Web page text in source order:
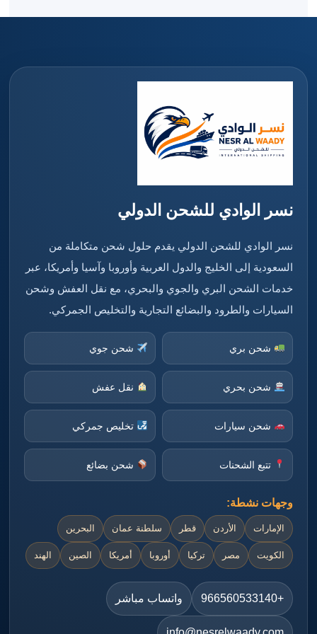
نسر الوادي للشحن الدولي
نسر الوادي للشحن الدولي يقدم حلول شحن متكاملة من
السعودية إلى الخليج والدول العربية وأوروبا وآسيا وأمريكا، عبر
خدمات الشحن البري والجوي والبحري، مع نقل العفش وشحن
السيارات والطرود والبضائع التجارية والتخليص الجمركي.
شحن بري شحن جوي
شحن بحري نقل عفش
شحن سيارات تخليص جمركي
تتبع الشحنات شحن بضائع
وجهات نشطة:
الإمارات الأردن قطر سلطنة عمان البحرين
الكويت مصر تركيا أوروبا أمريكا الصين الهند
+966560533140 واتساب مباشر